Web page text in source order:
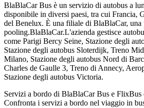
BlaBlaCar Bus è un servizio di autobus a
disponibile in diversi paesi, tra cui Francia,
del Benelux. È una filiale di BlaBlaCar, una
pooling.BlaBlaCar.L'azienda gestisce
come Parigi Bercy Seine, Stazione degli
Stazione degli autobus Sloterdijk, Treno
Milano, Stazione degli autobus Nord di
Charles de Gaulle 3, Treno di Annecy,
Stazione degli autobus Victoria.
Servizi a bordo di BlaBlaCar Bus e FlixBus
Confronta i servizi a bordo nel viaggio in